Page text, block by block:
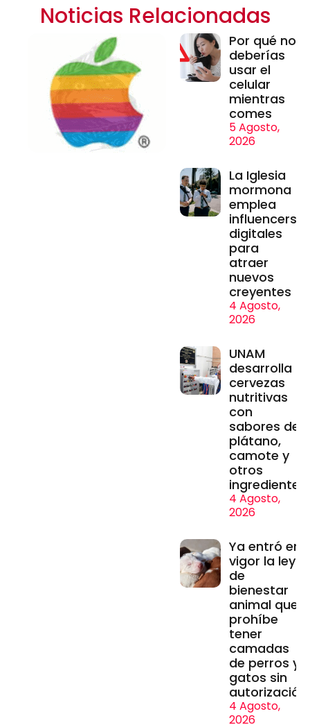
Noticias Relacionadas
Por qué no
deberías
usar el
celular
mientras
comes
5 Agosto,
2026
La Iglesia
mormona
emplea
influencers
digitales
para
atraer
nuevos
creyentes
4 Agosto,
2026
UNAM
desarrolla
cervezas
nutritivas
con
sabores de
plátano,
camote y
otros
ingredientes
4 Agosto,
2026
Ya entró en
vigor la ley
de
bienestar
animal que
prohíbe
tener
camadas
de perros y
gatos sin
autorización
4 Agosto,
2026